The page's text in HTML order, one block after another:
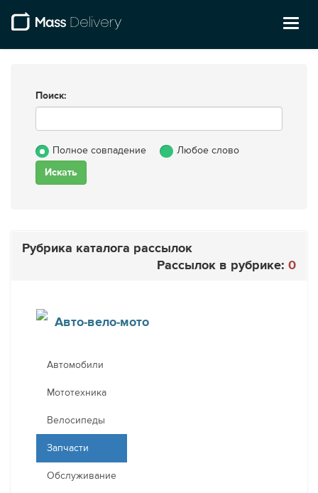
Поиск:
Полное совпадение Любое слово
Рубрика каталога рассылок
Рассылок в рубрике: 0
Авто-вело-мото
Автомобили
Мототехника
Велосипеды
Запчасти
Обслуживание